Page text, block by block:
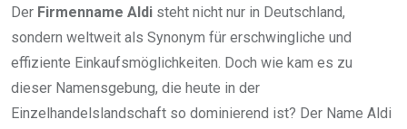
Der Firmenname Aldi steht nicht nur in Deutschland,
sondern weltweit als Synonym für erschwingliche und
effiziente Einkaufsmöglichkeiten. Doch wie kam es zu
dieser Namensgebung, die heute in der
Einzelhandelslandschaft so dominierend ist? Der Name Aldi